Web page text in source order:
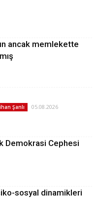
ancak memlekette
Şanlı 05.08.2026
Demokrasi Cephesi
sosyal dinamikleri